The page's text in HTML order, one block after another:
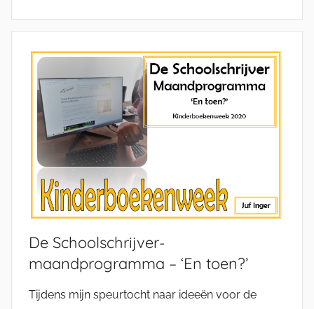
De Schoolschrijver-
maandprogramma – ‘En toen?’
Tijdens mijn speurtocht naar ideeën voor de